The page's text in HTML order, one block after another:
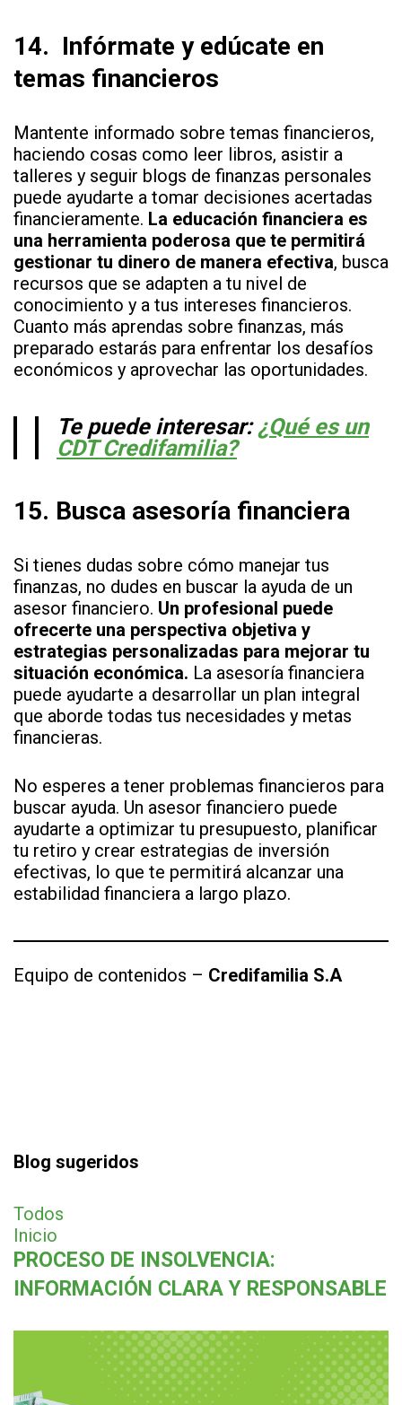
14. Infórmate y edúcate en
temas financieros
Mantente informado sobre temas financieros,
haciendo cosas como leer libros, asistir a
talleres y seguir blogs de finanzas personales
puede ayudarte a tomar decisiones acertadas
financieramente. La educación financiera es
una herramienta poderosa que te permitirá
gestionar tu dinero de manera efectiva, busca
recursos que se adapten a tu nivel de
conocimiento y a tus intereses financieros.
Cuanto más aprendas sobre finanzas, más
preparado estarás para enfrentar los desafíos
económicos y aprovechar las oportunidades.
Te puede interesar:¿Qué es un
CDT Credifamilia?
15. Busca asesoría financiera
Si tienes dudas sobre cómo manejar tus
finanzas, no dudes en buscar la ayuda de un
asesor financiero. Un profesional puede
ofrecerte una perspectiva objetiva y
estrategias personalizadas para mejorar tu
situación económica. La asesoría financiera
puede ayudarte a desarrollar un plan integral
que aborde todas tus necesidades y metas
financieras.
No esperes a tener problemas financieros para
buscar ayuda. Un asesor financiero puede
ayudarte a optimizar tu presupuesto, planificar
tu retiro y crear estrategias de inversión
efectivas, lo que te permitirá alcanzar una
estabilidad financiera a largo plazo.
Equipo de contenidos – Credifamilia S.A
Blog sugeridos
Todos
Inicio
PROCESO DE INSOLVENCIA:
INFORMACIÓN CLARA Y RESPONSABLE